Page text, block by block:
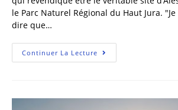
le Parc Naturel Régional du Haut Jura.
dire que…
Continuer La Lecture